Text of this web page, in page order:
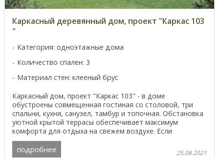
Каркасный деревянный дом, проект "Каркас 103
"
Категория: одноэтажные дома
Количество спален: 3
Материал стен: клееный брус
Каркасный дом, проект "Каркас 103" - в доме
обустроены совмещенная гостиная со столовой, три
спальни, кухня, санузел, тамбур и топочная. Обстановка
уютной крытой террасы обеспечивает максимум
комфорта для отдыха на свежем воздухе. Если
разместить ...
подробнее 25.08.2021